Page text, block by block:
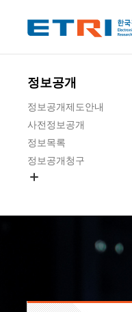
정보공개
정보공개제도안내
사전정보공개
정보목록
정보공개청구